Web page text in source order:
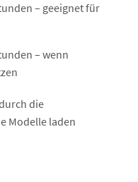
– geeignet für
– wenn
die
Modelle laden